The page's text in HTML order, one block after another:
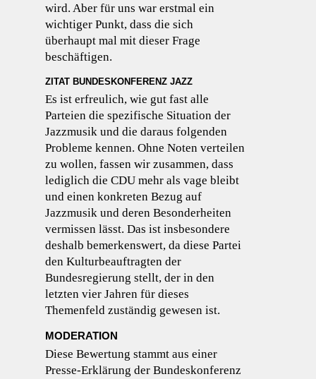
wird. Aber für uns war erstmal ein
wichtiger Punkt, dass die sich
überhaupt mal mit dieser Frage
beschäftigen.
ZITAT BUNDESKONFERENZ JAZZ
Es ist erfreulich, wie gut fast alle
Parteien die spezifische Situation der
Jazzmusik und die daraus folgenden
Probleme kennen. Ohne Noten verteilen
zu wollen, fassen wir zusammen, dass
lediglich die CDU mehr als vage bleibt
und einen konkreten Bezug auf
Jazzmusik und deren Besonderheiten
vermissen lässt. Das ist insbesondere
deshalb bemerkenswert, da diese Partei
den Kulturbeauftragten der
Bundesregierung stellt, der in den
letzten vier Jahren für dieses
Themenfeld zuständig gewesen ist.
MODERATION
Diese Bewertung stammt aus einer
Presse-Erklärung der Bundeskonferenz